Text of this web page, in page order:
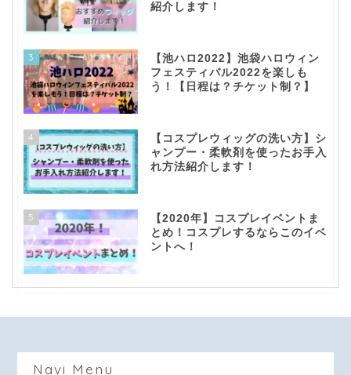
紹介します！
3
【池ハロ2022】池袋ハロウィン
フェスティバル2022を楽しも
う！【日程は？チケット制？】
4
【コスプレウィッグの洗い方】シ
ャンプー・柔軟剤を使ったお手入
れ方法紹介します！
5
【2020年】コスプレイベントま
とめ！コスプレするならこのイベ
ントへ！
Navi Menu